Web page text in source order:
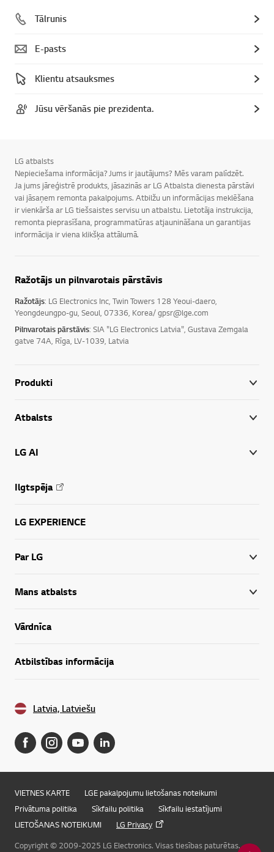
Tālrunis
E-pasts
Klientu atsauksmes
Jūsu vēršanās pie prezidenta.
LG atbalsts
Nepieciešama informācija? Jums ir jautājums? Mēs varam palīdzēt.
Ja jums jāreģistrē produkts, jāsazinās ar LG Atbalsta dienesta pārstāvi
vai jāsaņem remonta pakalpojums. Atbilžu un informācijas meklēšana
ir vienkārša ar LG tiešsaistes servisu un atbalstu. Lietotāja instrukcija,
remonta pieprasīšana, programmatūras atjaunināšana un garantijas
informācija ir viena klikšķa attālumā.
Ražotājs un pilnvarotais pārstāvis
Ražotājs: LG Electronics Inc, Twin Towers 128 Yeoui-daero,
Yeongdeungpo-gu, Seoul, 07336, Korea/ gpsr@lge.com
Pilnvarotais pārstāvis: SIA "LG Electronics Latvia", Gustava Zemgala
gatve 74A, Rīga, LV-1039, Latvia
Produkti
Atbalsts
LG AI
Ilgtspēja
LG EXPERIENCE
Par LG
Mans atbalsts
Vārdnīca
Atbilstības informācija
Latvia, Latviešu
VIETNES KARTE
LGE pakalpojumu lietošanas noteikumi
Privātuma politika
Sīkfailu politika
Sīkfailu iestatījumi
LIETOŠANAS NOTEIKUMI
LG Privacy
Copyright © 2009-2025 LG Electronics. Visas tiesības paturētas.